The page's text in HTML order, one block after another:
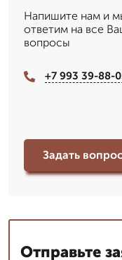
Напишите нам и
ответим на все
вопросы
+7 993 39-88-
Задать
Отправьте